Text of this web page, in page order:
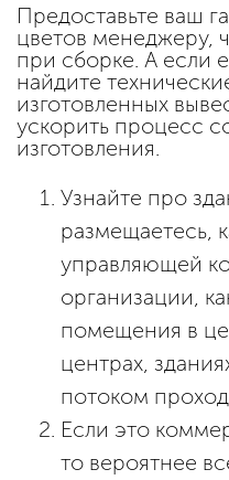
Предоставьте ваш
цветов менеджеру,
при сборке. А если
найдите
изготовленных
ускорить процесс
изготовления.
Узнайте про
размещаетесь,
управляющей
организации,
помещения в
центрах,
потоком
Если это
то вероятнее